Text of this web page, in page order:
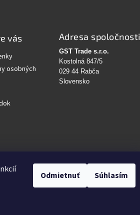
Odmietnuť Súhlasím
vás
osobných
Adresa spoločnosti
GST Trade s.r.o.
Kostolná 847/5
029 44 Rabča
Slovensko